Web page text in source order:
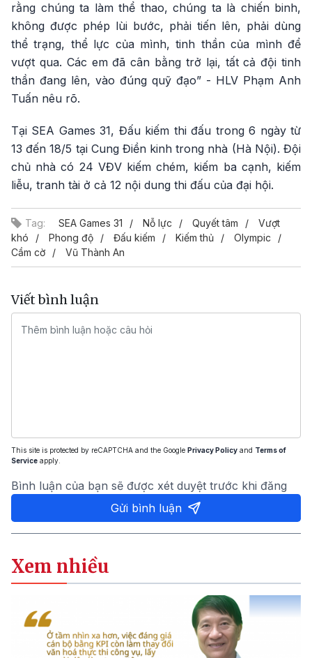
rằng chúng ta làm thể thao, chúng ta là chiến binh,
không được phép lùi bước, phải tiến lên, phải dùng
thể trạng, thể lực của mình, tinh thần của mình để
vượt qua. Các em đã cân bằng trở lại, tất cả đội tinh
thần đang lên, vào đúng quỹ đạo” - HLV Phạm Anh
Tuấn nêu rõ.
Tại SEA Games 31, Đấu kiếm thi đấu trong 6 ngày từ
13 đến 18/5 tại Cung Điền kinh trong nhà (Hà Nội). Đội
chủ nhà có 24 VĐV kiếm chém, kiếm ba cạnh, kiếm
liễu, tranh tài ở cả 12 nội dung thi đấu của đại hội.
Tag: SEA Games 31 Nỗ lực Quyết tâm
Vượt
khó
Phong độ Đấu kiếm Kiếm thủ
Olympic
Cầm cờ
Vũ Thành An
Viết bình luận
This site is protected by reCAPTCHA and the Google Privacy Policy and Terms of
Service apply.
Bình luận của bạn sẽ được xét duyệt trước khi đăng
Gửi bình luận
Xem nhiều